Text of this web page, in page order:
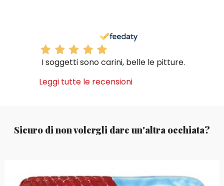
I soggetti sono carini, belle le pitture.
Leggi tutte le recensioni
Sicuro di non volergli dare un'altra occhiata?